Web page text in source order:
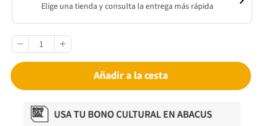
Elige una tienda y consulta la entrega más rápida
Añadir a la cesta